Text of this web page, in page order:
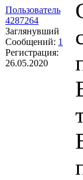
Пользователь
4287264
Заглянувший
Сообщений: 1
Регистрация:
26.05.2020